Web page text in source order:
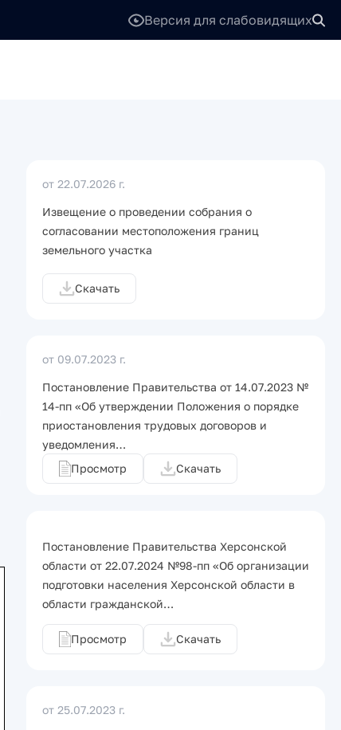
Версия для слабовидящих
от 22.07.2026 г.
Извещение о проведении собрания о
согласовании местоположения границ
земельного участка
Скачать
от 09.07.2023 г.
Постановление Правительства от 14.07.2023 №
14-пп «Об утверждении Положения о порядке
приостановления трудовых договоров и
уведомления…
Просмотр
Скачать
Постановление Правительства Херсонской
области от 22.07.2024 №98-пп «Об организации
подготовки населения Херсонской области в
области гражданской…
Просмотр Скачать
от 25.07.2023 г.